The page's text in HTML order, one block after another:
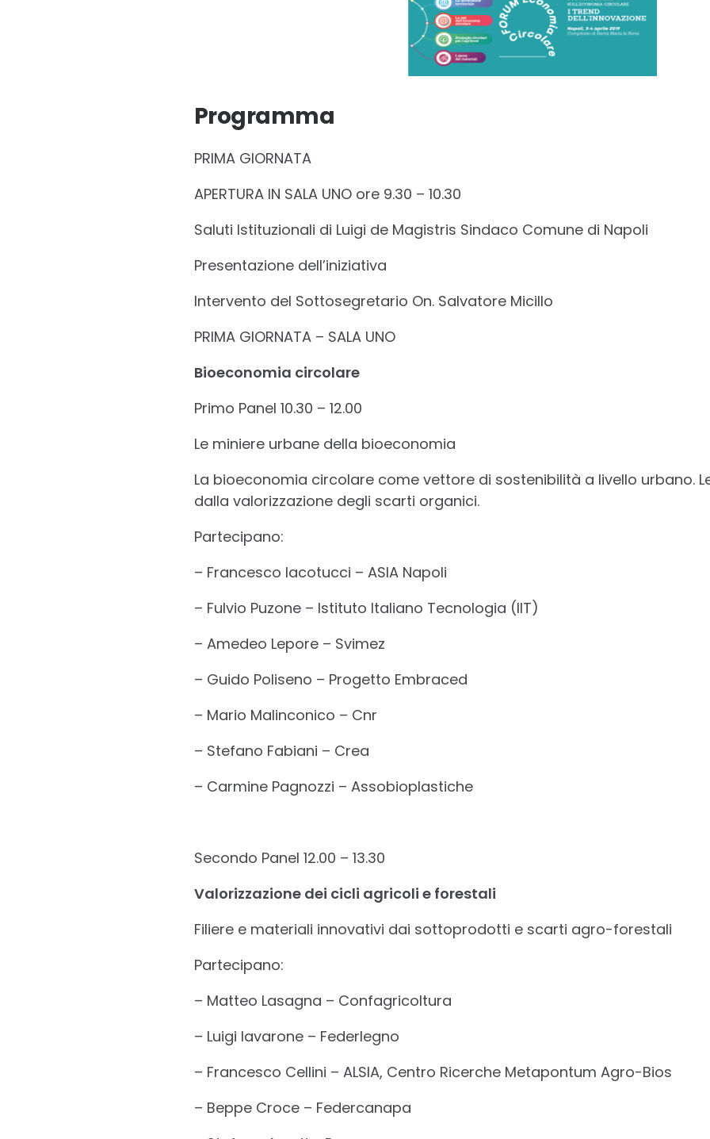
Programma
PRIMA GIORNATA
APERTURA IN SALA UNO ore 9.30 – 10.30
Saluti Istituzionali di Luigi de Magistris Sindaco Comune di Napoli
Presentazione dell’iniziativa
Intervento del Sottosegretario On. Salvatore Micillo
PRIMA GIORNATA – SALA UNO
Bioeconomia circolare
Primo Panel 10.30 – 12.00
Le miniere urbane della bioeconomia
La bioeconomia circolare come vettore di sostenibilità a livello urbano.
dalla valorizzazione degli scarti organici.
Partecipano:
– Francesco Iacotucci – ASIA Napoli
– Fulvio Puzone – Istituto Italiano Tecnologia (IIT)
– Amedeo Lepore – Svimez
– Guido Poliseno – Progetto Embraced
– Mario Malinconico – Cnr
– Stefano Fabiani – Crea
– Carmine Pagnozzi – Assobioplastiche
Secondo Panel 12.00 – 13.30
Valorizzazione dei cicli agricoli e forestali
Filiere e materiali innovativi dai sottoprodotti e scarti agro-forestali
Partecipano:
– Matteo Lasagna – Confagricoltura
– Luigi Iavarone – Federlegno
– Francesco Cellini – ALSIA, Centro Ricerche Metapontum Agro-Bios
– Beppe Croce – Federcanapa